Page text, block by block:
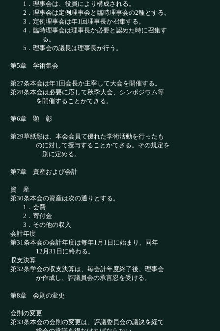
1．理事会は、役員により構成される。
2．理事会は定例理事会と臨時理事会の2種とする。
3．定例理事会は年1回理事長か召集する。
4．臨時理事会は理事長か必要と認めた時に召集す
る。
5．理事会の議長は理事長か行う。
第5章 学術集会
第27条本会は年1回会長か主宰して大会を開催する。
第28条本会は必要に応して秋季大会、シンポジウム等
を開催することかてきる。
第6章 顕 彰
第29草紙彰は、本会会員て優れた学術活動を行ったも
のに対して授与することかてさる。その規定を
別に定める。
第7章 資産および会計
資 産
第30条本会の資産は次の通りとする。
1．会費
2．寄付金
3．その他の収入
会計年度
第31条本会の会計年度は毎年1月1日に始まり、同年
12月31日に終わる。
収支決算
第32条学会の収支決算は、毎会計年度終了後、理事会
か作成し、評議員会の承言忍を受ける。
第8章 会則の変更
会則の変更
第33条本会の会則の変更は、評議委員会の議決を経て